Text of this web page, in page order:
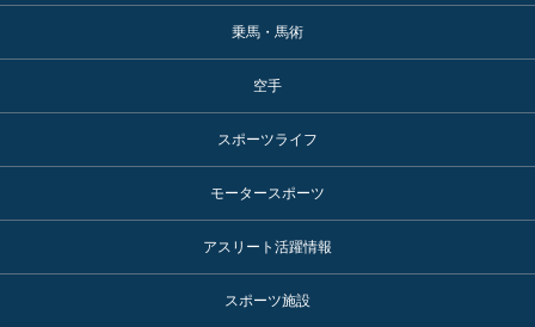
乗馬・馬術
空手
スポーツライフ
モータースポーツ
アスリート活躍情報
スポーツ施設